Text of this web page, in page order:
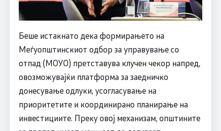
Беше истакнато дека формирањето на
Меѓуопштинскиот одбор за управување со
отпад (МОУО) претставува клучен чекор напред,
овозможувајќи платформа за заедничко
донесување одлуки, усогласување на
приоритетите и координирано планирање на
инвестициите. Преку овој механизам, општините